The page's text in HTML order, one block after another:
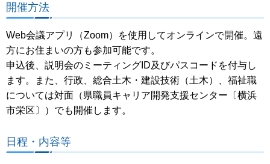
開催方法
Web会議アプリ（Zoom）を使用してオンラインで開催。遠
方にお住まいの方も参加可能です。
申込後、説明会のミーティングID及びパスコードを付与し
ます。また、行政、総合土木・建設技術（土木）、福祉職
については対面（県職員キャリア開発支援センター〔横浜
市栄区〕）でも開催します。
日程・内容等